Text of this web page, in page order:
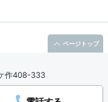
作408-333
ページトップ